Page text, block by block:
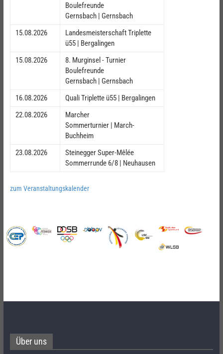
Boulefreunde
Gernsbach | Gernsbach
15.08.2026
Landesmeisterschaft Triplette
ü55 | Bergalingen
15.08.2026
8. Murginsel - Turnier
Boulefreunde
Gernsbach | Gernsbach
16.08.2026
Quali Triplette ü55 | Bergalingen
22.08.2026
Marcher
Sommerturnier | March-
Buchheim
23.08.2026
Steinegger Super-Mêlée
Sommerrunde 6/8 | Neuhausen
zum Veranstaltungskalender
Über uns